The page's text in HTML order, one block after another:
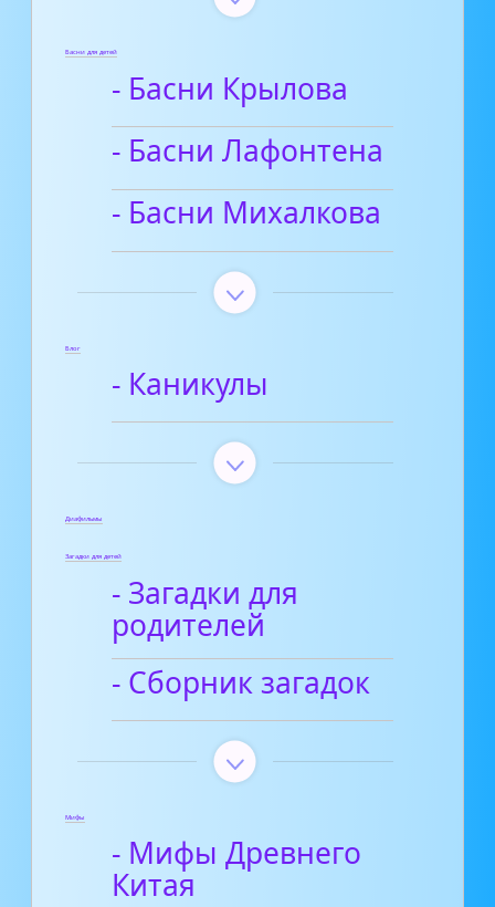
Басни для детей
- Басни Крылова
- Басни Лафонтена
- Басни Михалкова
Блог
- Каникулы
Диафильмы
Загадки для детей
- Загадки для
родителей
- Сборник загадок
Мифы
- Мифы Древнего
Китая